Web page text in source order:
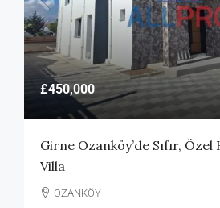
£450,000
Girne Ozanköy’de Sıfır, Özel
Villa
OZANKÖY